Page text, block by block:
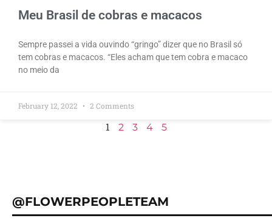
Meu Brasil de cobras e macacos
Sempre passei a vida ouvindo “gringo” dizer que no Brasil só
tem cobras e macacos. “Eles acham que tem cobra e macaco
no meio da
February 12, 2022 2 Comments
1 2 3 4 5
@FLOWERPEOPLETEAM